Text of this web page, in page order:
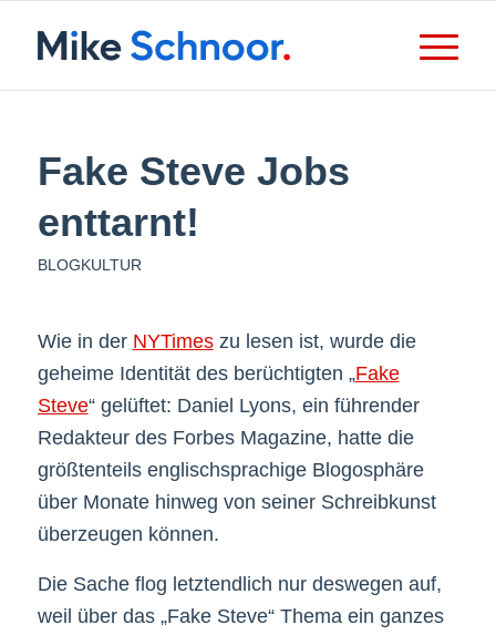
Fake Steve Jobs
enttarnt!
BLOGKULTUR
Wie in der NYTimeszu lesen ist, wurde die
geheime Identität des berüchtigten „Fake
Steve“ gelüftet: Daniel Lyons, ein führender
Redakteur des Forbes Magazine, hatte die
größtenteils englischsprachige Blogosphäre
über Monate hinweg von seiner Schreibkunst
überzeugen können.
Die Sache flog letztendlich nur deswegen auf,
weil über das „Fake Steve“ Thema ein ganzes